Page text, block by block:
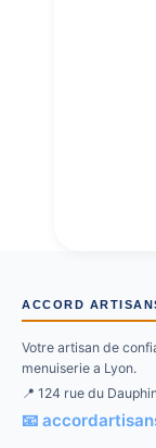
ACCORD
Votre artisan de
menuiserie a Lyon.
📍 124 rue du
📧